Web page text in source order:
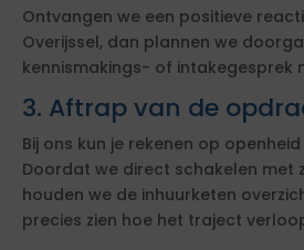
Ontvangen we een positieve
Overijssel, dan plannen we
kennismakings- of intakegesprek
3. Aftrap van de
Bij ons kun je rekenen op
Doordat we direct schakelen met
houden we de inhuurketen
precies zien hoe het traject